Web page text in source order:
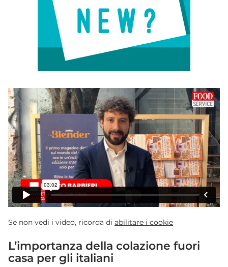
Se non vedi i video, ricorda di abilitare i cookie
L’importanza della colazione fuori
casa per gli italiani